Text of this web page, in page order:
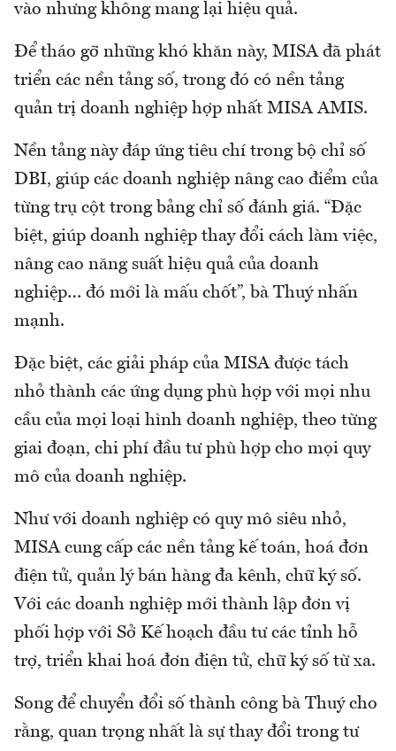
vào nhưng không mang lại hiệu quả.
Để tháo gỡ những khó khăn này, MISA đã phát
triển các nền tảng số, trong đó có nền tảng
quản trị doanh nghiệp hợp nhất MISA AMIS.
Nền tảng này đáp ứng tiêu chí trong bộ chỉ số
DBI, giúp các doanh nghiệp nâng cao điểm của
từng trụ cột trong bảng chỉ số đánh giá. “Đặc
biệt, giúp doanh nghiệp thay đổi cách làm việc,
nâng cao năng suất hiệu quả của doanh
nghiệp… đó mới là mấu chốt”, bà Thuý nhấn
mạnh.
Đặc biệt, các giải pháp của MISA được tách
nhỏ thành các ứng dụng phù hợp với mọi nhu
cầu của mọi loại hình doanh nghiệp, theo từng
giai đoạn, chi phí đầu tư phù hợp cho mọi quy
mô của doanh nghiệp.
Như với doanh nghiệp có quy mô siêu nhỏ,
MISA cung cấp các nền tảng kế toán, hoá đơn
điện tử, quản lý bán hàng đa kênh, chữ ký số.
Với các doanh nghiệp mới thành lập đơn vị
phối hợp với Sở Kế hoạch đầu tư các tỉnh hỗ
trợ, triển khai hoá đơn điện tử, chữ ký số từ xa.
Song để chuyển đổi số thành công bà Thuý cho
rằng, quan trọng nhất là sự thay đổi trong tư